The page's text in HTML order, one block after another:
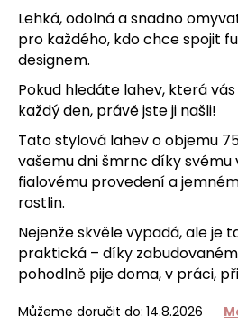
hvězdiček.
Lehká, odolná a snadno
pro každého, kdo chce spojit
designem.
Pokud hledáte lahev, která
každý den, právě jste ji našli!
Tato stylová lahev o objemu
vašemu dni šmrnc díky
fialovému provedení a
rostlin.
Nejenže skvěle vypadá, ale je
praktická – díky
pohodlně pije doma, v práci,
Můžeme doručit do: 14.8.2026
D
o
o
r
u
č
u
j
e
m
e
CHCI
PODPOŘIT